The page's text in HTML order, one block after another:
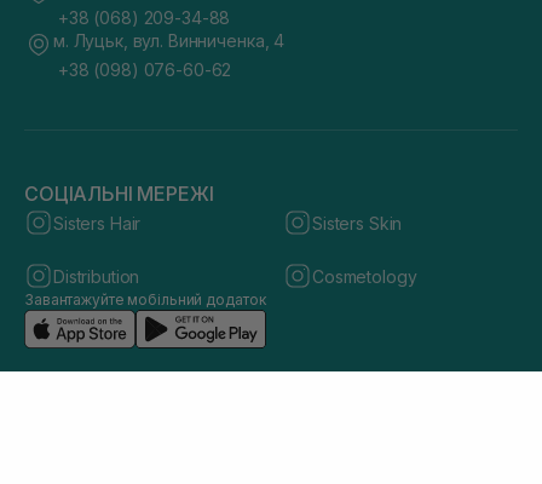
+38 (068) 209-34-88
м. Луцьк, вул. Винниченка, 4
+38 (098) 076-60-62
СОЦІАЛЬНІ МЕРЕЖІ
Sisters Hair Sisters Skin
Distribution Cosmetology
Завантажуйте мобільний додаток